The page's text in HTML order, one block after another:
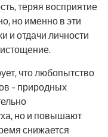
теряя восприятие
но именно в эти
и отдачи личности
что любопытство
– природных
но и повышают
снижается